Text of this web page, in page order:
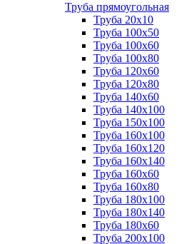
Труба прямоугольная
Труба 20x10
Труба 100x50
Труба 100x60
Труба 100x80
Труба 120x60
Труба 120x80
Труба 140x60
Труба 140x100
Труба 150x100
Труба 160x100
Труба 160x120
Труба 160x140
Труба 160x60
Труба 160x80
Труба 180x100
Труба 180x140
Труба 180x60
Труба 200x100